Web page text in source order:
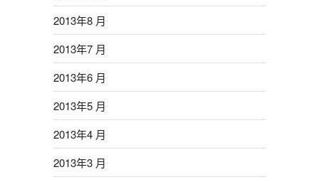
2013年8 月
2013年7 月
2013年6 月
2013年5 月
2013年4 月
2013年3 月